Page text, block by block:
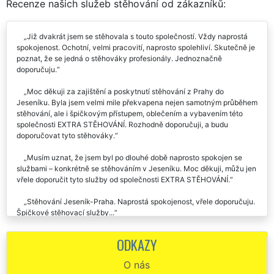
Recenze našich služeb stěhování od zákazníků:
Již dvakrát jsem se stěhovala s touto společností. Vždy naprostá
spokojenost. Ochotní, velmi pracovití, naprosto spolehliví. Skutečně je
poznat, že se jedná o stěhováky profesionály. Jednoznačně
Moc děkuji za zajištění a poskytnutí stěhování z Prahy do
Jeseníku. Byla jsem velmi mile překvapena nejen samotným průběhem
stěhování, ale i špičkovým přístupem, oblečením a vybavením této
společnosti EXTRA STĚHOVÁNÍ. Rozhodně doporučuji, a budu
Musím uznat, že jsem byl po dlouhé době naprosto spokojen se
službami – konkrétně se stěhováním v Jeseníku. Moc děkuji, můžu jen
Stěhování Jeseník-Praha. Naprostá spokojenost, vřele doporučuju.
Jsem naprosto spokojený a děkuji za vaši ochotu při stěhování z
Jeseníku. Vše pro mě rychle naplánovali a s vašimi pracovníky jsem
byl také velmi spokojen. Veškeré vybavení rychle naložili, vyložili a
ODKAZY